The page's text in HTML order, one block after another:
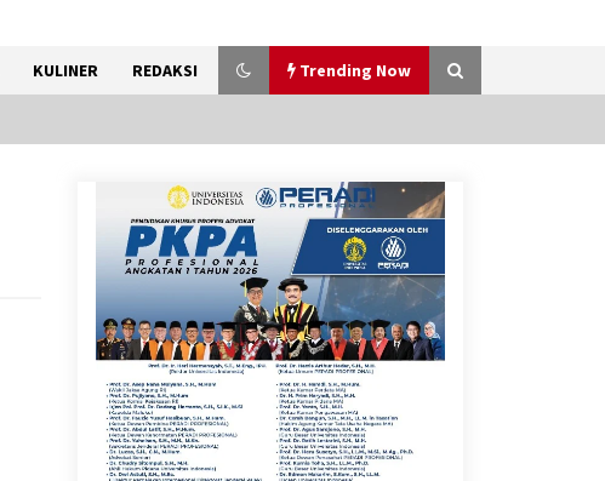
KULINER REDAKSI Trending Now
Timnas Indonesia Diharapkan
Bangkit Usai Takluk dari
Vietnam di Piala AFF 2026
8 Agustus 2026
12 Coklat Terbaik dan Enak di
Pasaran
8 Agustus 2026